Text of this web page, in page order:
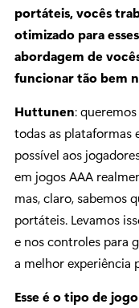
portáteis, vocês
otimizado para
abordagem de
funcionar tão bem
Huttunen:
todas as plataformas
possível aos
em jogos AAA
mas, claro, sabemos
portáteis. Levamos
e nos controles para
a melhor experiência
Esse é o tipo de